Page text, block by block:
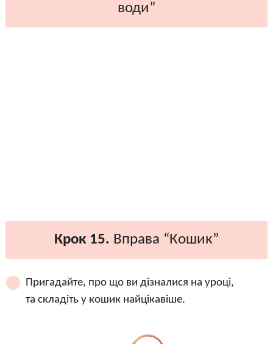
води”
Крок 15. Вправа “Кошик”
Пригадайте, про що ви дізналися на уроці,
та складіть у кошик найцікавіше.